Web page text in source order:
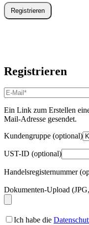
Registrieren
Registrieren
E-
Mail-
Adresse*
Erforderlich
Ein Link zum Erstellen
Mail-Adresse gesendet.
Kundengruppe (optional)
UST-ID (optional)
Handelsregisternummer
Dokumenten-Upload
Ich habe die